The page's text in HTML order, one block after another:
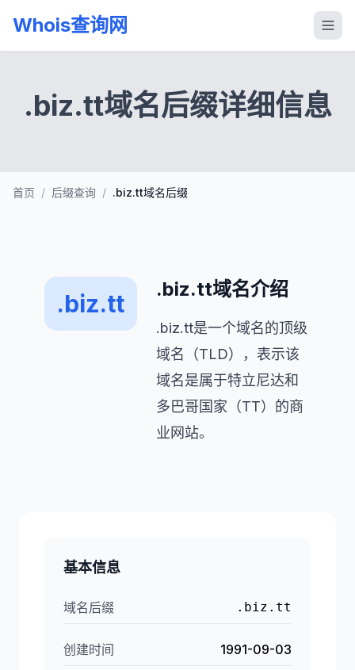
Whois查询网
.biz.tt域名后缀详细信息
首页 / 后缀查询 / .biz.tt域名后缀
.biz.tt
.biz.tt域名介绍
.biz.tt是一个域名的顶级
域名（TLD），表示该
域名是属于特立尼达和
多巴哥国家（TT）的商
业网站。
基本信息
域名后缀 .biz.tt
创建时间 1991-09-03